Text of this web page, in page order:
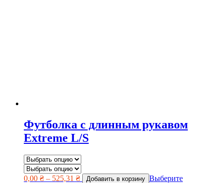
Футболка с длинным рукавом
Extreme L/S
0,00 ₴ – 525,31 ₴ Добавить в корзину Выберите